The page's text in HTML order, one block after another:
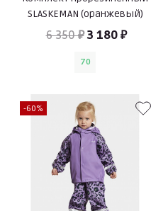
SLASKEMAN (оранжевый)
6 350 ₽3 180 ₽
70
-60%